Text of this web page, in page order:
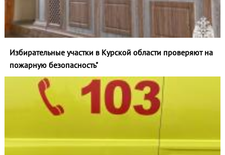
Избирательные участки в Курской области проверяют на
пожарную безопасность"